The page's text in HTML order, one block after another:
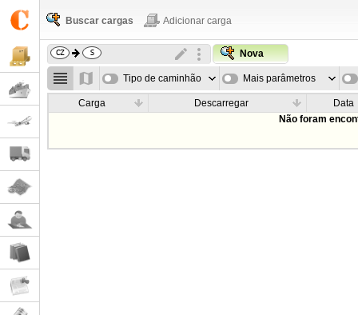
Buscar cargas Adicionar carga
Nova
Tipo de caminhão Mais parâmetros
Carga Descarregar
Data
Não foram